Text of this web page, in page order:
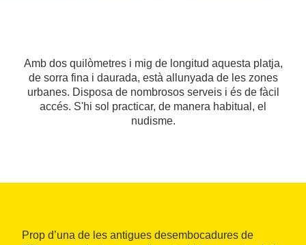
Amb dos quilòmetres i mig de longitud aquesta platja,
de sorra fina i daurada, està allunyada de les zones
urbanes. Disposa de nombrosos serveis i és de fàcil
accés. S'hi sol practicar, de manera habitual, el
nudisme.
Prop d’una de les antigues desembocadures de